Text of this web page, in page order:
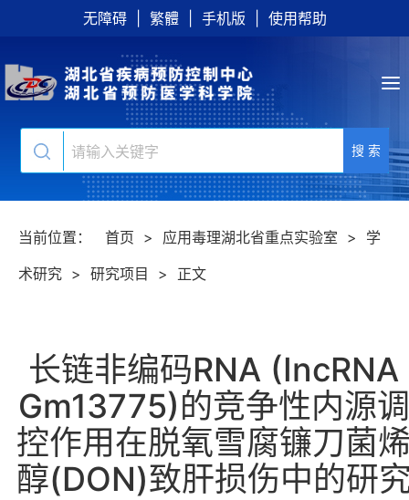
无障碍 繁體 手机版 使用帮助
搜 索
当前位置： 首页 > 应用毒理湖北省重点实验室 >
学
术研究 > 研究项目 > 正文
长链非编码RNA (IncRNA
Gm13775)的竞争性内源调
控作用在脱氧雪腐镰刀菌
醇(DON)致肝损伤中的研